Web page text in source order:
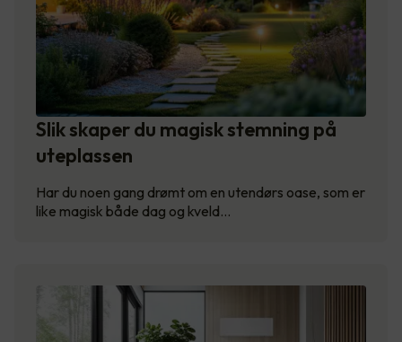
Slik skaper du magisk stemning på
uteplassen
Har du noen gang drømt om en utendørs oase, som er
like magisk både dag og kveld…